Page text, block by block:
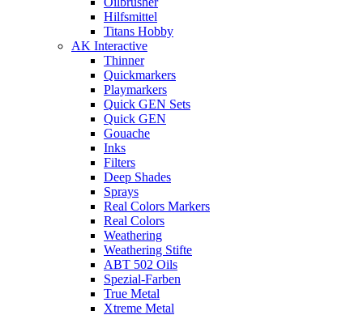
Hilfsmittel
Titans Hobby
AK Interactive
Thinner
Quickmarkers
Playmarkers
Quick GEN Sets
Quick GEN
Gouache
Inks
Filters
Deep Shades
Sprays
Real Colors Markers
Real Colors
Weathering
Weathering Stifte
ABT 502 Oils
Spezial-Farben
True Metal
Xtreme Metal